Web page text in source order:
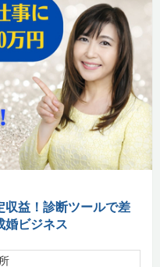
収益！診断ツールで差
婚ビジネス